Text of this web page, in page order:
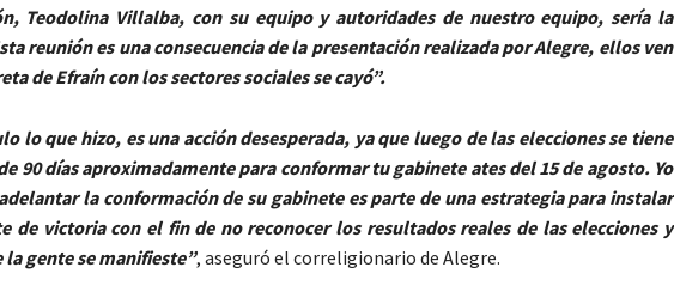
Teodolina Villalba, con su equipo y autoridades de nuestro equipo, sería la
reunión es una consecuencia de la presentación realizada por Alegre, ellos ven
de Efraín con los sectores sociales se cayó”.
lo que hizo, es una acción desesperada, ya que luego de las elecciones se tiene
90 días aproximadamente para conformar tu gabinete ates del 15 de agosto. Yo
la conformación de su gabinete es parte de una estrategia para instalar
de victoria con el fin de no reconocer los resultados reales de las elecciones y
la gente se manifieste”, aseguró el correligionario de Alegre.